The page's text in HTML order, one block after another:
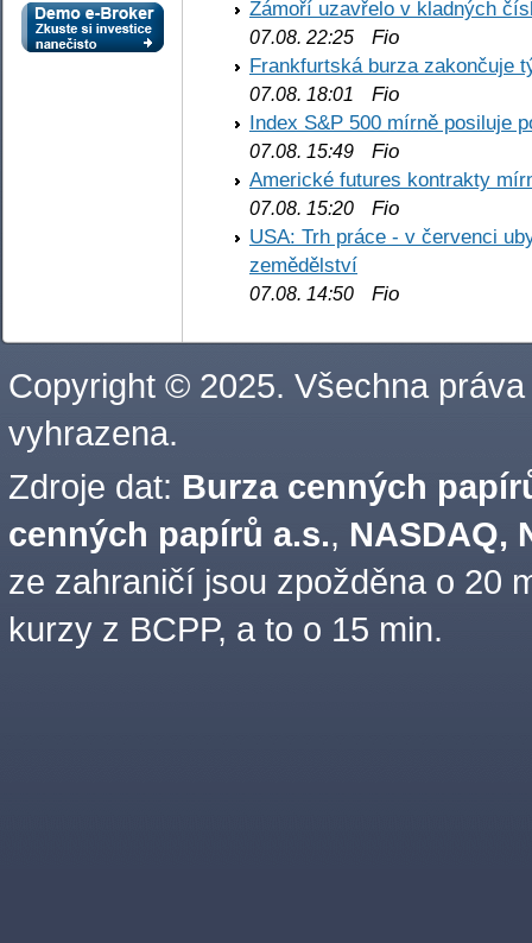
Zámoří uzavřelo v kladných
07.08. 22:25 Fio
Frankfurtská burza zakončuje
07.08. 18:01
Fio
Index S&P 500 mírně posiluje
07.08. 15:49 Fio
Americké futures kontrakty
07.08. 15:20 Fio
USA: Trh práce - v červenci
zemědělství
07.08. 14:50 Fio
Copyright © 2025. Všechna práva
vyhrazena.
Zdroje dat: Burza cenných
cenných papírů a.s., NASDAQ,
ze zahraničí jsou zpožděna o 20
kurzy z BCPP, a to o 15 min.